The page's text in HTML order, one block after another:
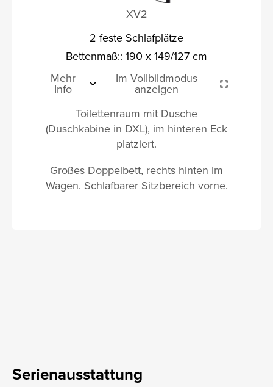
XV2
2 feste Schlafplätze
Bettenmaß:: 190 x 149/127 cm
Mehr
Info
Im Vollbildmodus
anzeigen
Toilettenraum mit Dusche
(Duschkabine in DXL), im hinteren Eck
platziert.
Großes Doppelbett, rechts hinten im
Wagen. Schlafbarer Sitzbereich vorne.
Serienausstattung